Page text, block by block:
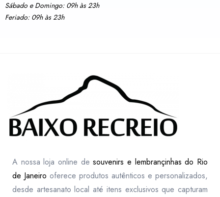
Sábado e Domingo: 09h às 23h
Feriado: 09h às 23h
A nossa loja online desouvenirs e lembrançinhas do Rio
de Janeiro oferece produtos autênticos e personalizados,
desde artesanato local até itens exclusivos que capturam